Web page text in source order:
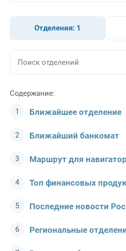
Отделения: 1
Содержание:
Ближайшее отделение
Ближайший банкомат
Маршрут для
Топ финансовых
Последние новости
Региональные